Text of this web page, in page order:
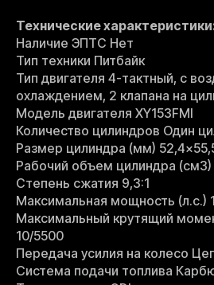
Технические
Наличие ЭПТС Нет
Тип техники Питбайк
Тип двигателя 4-тактный, с
охлаждением, 2 клапана на
Модель двигателя XY153FMI
Количество цилиндров Один
Размер цилиндра (мм)
Рабочий объем цилиндра (см3)
Степень сжатия 9,3:1
Максимальная мощность (л.с.)
Максимальный крутящий
10/5500
Передача усилия на колесо
Система подачи топлива